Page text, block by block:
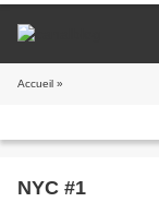
Accueil »
NYC #1